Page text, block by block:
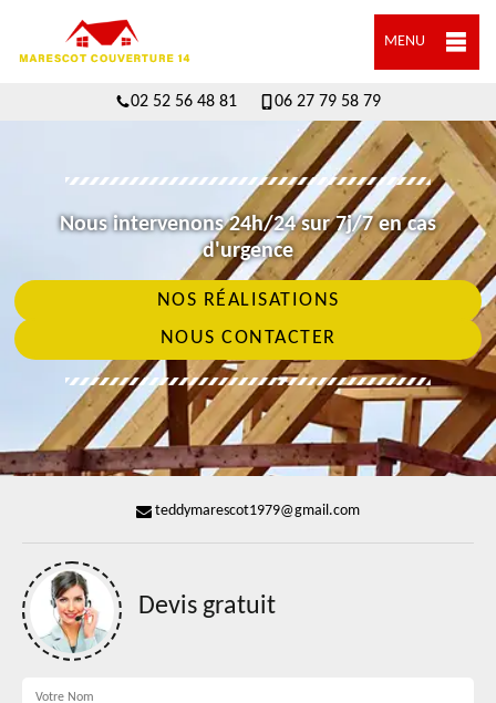
MENU
02 52 56 48 81 06 27 79 58 79
Nous intervenons 24h/24 sur 7j/7 en cas
d'urgence
NOS RÉALISATIONS
NOUS CONTACTER
teddymarescot1979@gmail.com
Devis gratuit